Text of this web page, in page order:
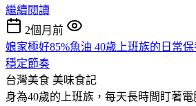
繼續閱讀
2個月前
娘家極好85%魚油 40歲上班族的日常
穩定節奏
台灣美食 美味食記
身為40歲的上班族，每天長時間盯著